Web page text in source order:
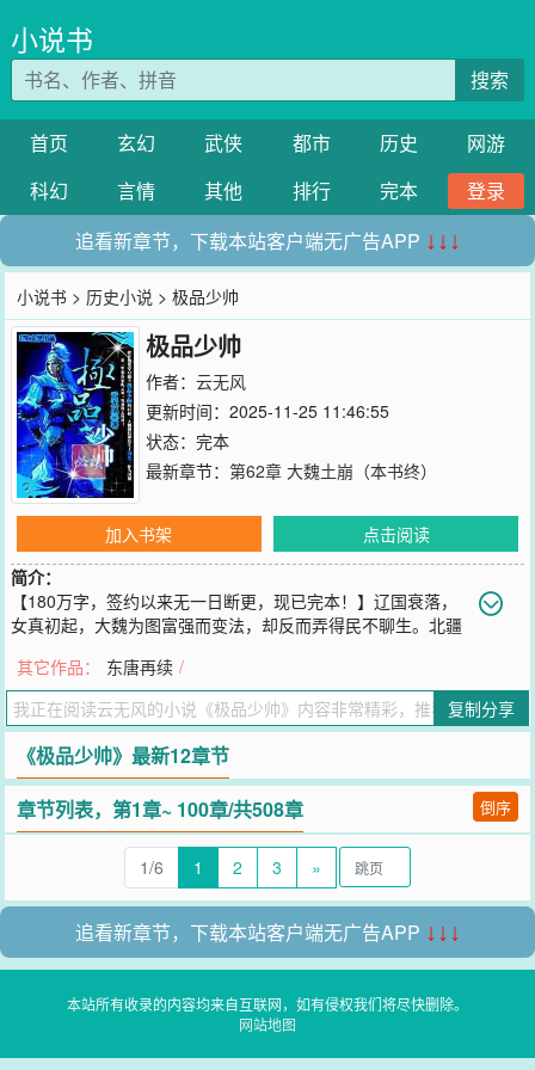
小说书
搜索
首页 玄幻 武侠 都市 历史
网游
科幻
言情 其他 排行 完本
登录
追看新章节，下载本站客户端无广告APP ↓↓↓
小说书 > 历史小说 > 极品少帅
极品少帅
作者： 云无风
更新时间：2025-11-25 11:46:55
状态：完本
最新章节： 第62章 大魏土崩（本书终）
加入书架
点击阅读
简介：
【180万字，签约以来无一日断更，现已完本！】辽国衰落，
女真初起，大魏为图富强而变法，却反而弄得民不聊生。北疆
忌，年轻的少帅应该何去何从？且看云少帅白袍红颜倚，铁骑天下
惊！-----2010年7月31号，本书剧终。剧情其实只算小结局，倘使今
后有机会，再将后续剧情补完，写个续集或者第二部吧。谢谢各位一
年来的支持。
您要是觉得《极品少帅》还不错的话请不要忘记向您QQ群和微博微信
里的朋友推荐哦！
其它作品： 东唐再续 /
复制分享
《极品少帅》最新12章节
章节列表，第1章~ 100章/共508章
倒序
1/6 1 2 3 »
追看新章节，下载本站客户端无广告APP ↓↓↓
本站所有收录的内容均来自互联网，如有侵权我们将尽快删除。
网站地图